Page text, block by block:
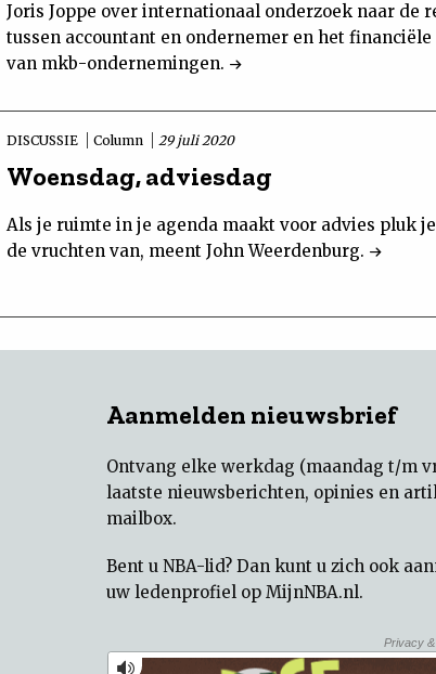
Joris Joppe over internationaal onderzoek naar de
tussen accountant en ondernemer en het financiële
van mkb-ondernemingen.
DISCUSSIE Column 29 juli 2020
Woensdag, adviesdag
Als je ruimte in je agenda maakt voor advies pluk
de vruchten van, meent John Weerdenburg.
Aanmelden nieuwsbrief
Ontvang elke werkdag (maandag t/m
laatste nieuwsberichten, opinies en
mailbox.
Bent u NBA-lid? Dan kunt u zich ook
uw ledenprofiel op MijnNBA.nl.